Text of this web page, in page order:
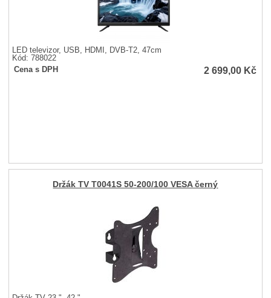
LED televizor, USB, HDMI, DVB-T2, 47cm
Kód: 788022
Cena s DPH
2 699,00 Kč
Držák TV T0041S 50-200/100 VESA černý